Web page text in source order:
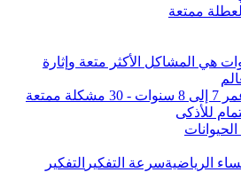
ممتعة
للأطفال بعمر 5 سنوات هي المشاكل الأكثر متعة وإثارة
للأذكى
الحيوانات
الرياضيةسرعة التفكير التفكير